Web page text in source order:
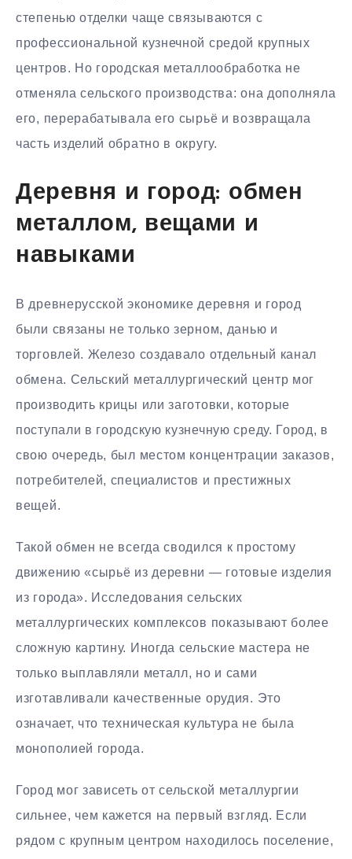
степенью отделки чаще связываются с
профессиональной кузнечной средой крупных
центров. Но городская металлообработка не
отменяла сельского производства: она дополняла
его, перерабатывала его сырьё и возвращала
часть изделий обратно в округу.
Деревня и город: обмен
металлом, вещами и
навыками
В древнерусской экономике деревня и город
были связаны не только зерном, данью и
торговлей. Железо создавало отдельный канал
обмена. Сельский металлургический центр мог
производить крицы или заготовки, которые
поступали в городскую кузнечную среду. Город, в
свою очередь, был местом концентрации заказов,
потребителей, специалистов и престижных
вещей.
Такой обмен не всегда сводился к простому
движению «сырьё из деревни — готовые изделия
из города». Исследования сельских
металлургических комплексов показывают более
сложную картину. Иногда сельские мастера не
только выплавляли металл, но и сами
изготавливали качественные орудия. Это
означает, что техническая культура не была
монополией города.
Город мог зависеть от сельской металлургии
сильнее, чем кажется на первый взгляд. Если
рядом с крупным центром находилось поселение,